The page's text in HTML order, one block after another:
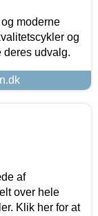
moderne
og
deres udvalg.
af
over hele
Klik her for at